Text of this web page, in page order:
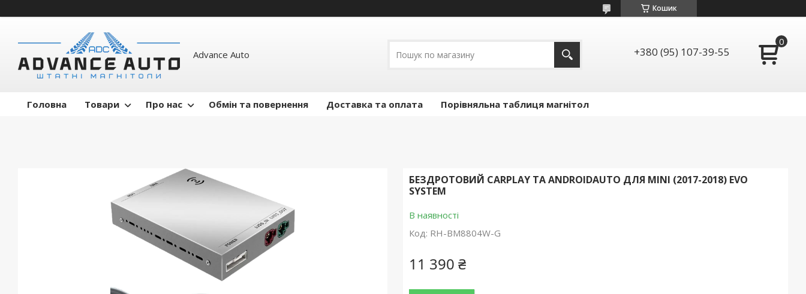
Кошик
Advance Auto +380 (95) 107-39-55
Головна Товари Про нас Обмін та повернення Доставка та оплата Порівняльна таблиця магнітол
БЕЗДРОТОВИЙ CARPLAY ТА ANDROIDAUTO ДЛЯ MINI (2017-2018) EVO
SYSTEM
В наявності
Код: RH-BM8804W-G
11 390 ₴